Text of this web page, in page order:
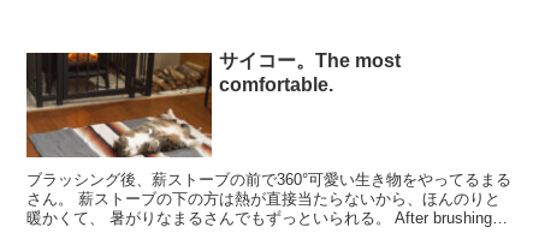
サイコー。The most
comfortable.
ブラッシング後、薪ストーブの前で360°可愛い生き物をやってるまる
さん。 薪ストーブの下の方は熱が直接当たらないから、ほんのりと
暖かくて、 暑がりなまるさんでもずっといられる。 After brushing,